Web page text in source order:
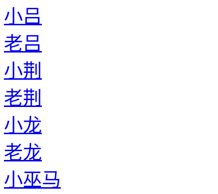
小吕
老吕
小荆
老荆
小龙
老龙
小巫马